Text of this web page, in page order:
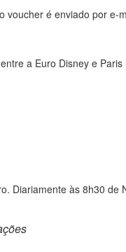
voucher é enviado por
a Euro Disney e
Diariamente às 8h30 de